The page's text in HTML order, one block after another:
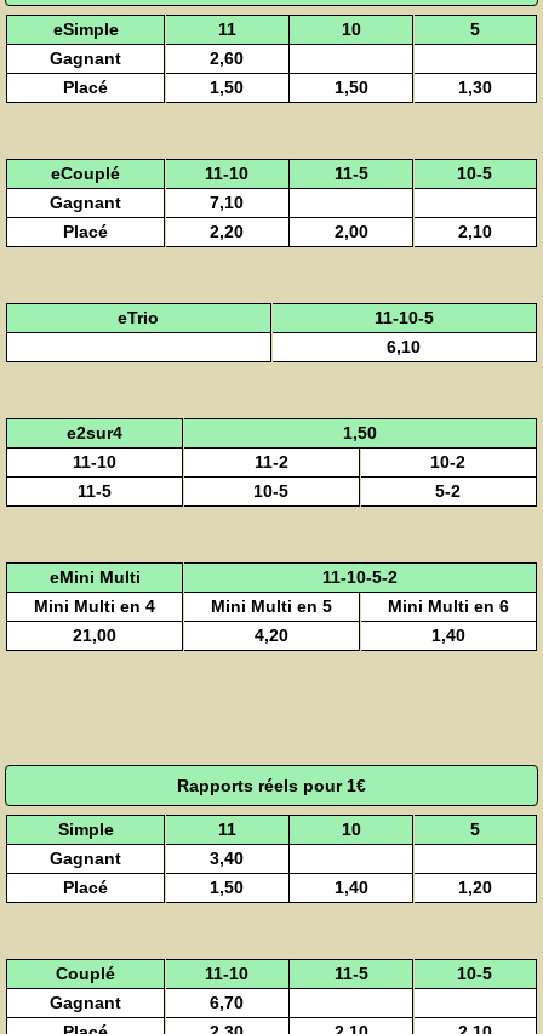
eSimple 11 10
5
Gagnant
2,60
Placé
1,50 1,50 1,30
eCouplé 11-10 11-5
10-5
Gagnant
7,10
Placé
2,20 2,00 2,10
eTrio
11-10-5
6,10
e2sur4
1,50
11-10
11-2
10-2
11-5
10-5 5-2
eMini Multi
11-10-5-2
Mini Multi en 4
Mini Multi en 5
Mini Multi en 6
21,00
4,20 1,40
Rapports réels pour 1€
Simple 11 10
5
Gagnant
3,40
Placé
1,50 1,40 1,20
Couplé 11-10 11-5
10-5
Gagnant
6,70